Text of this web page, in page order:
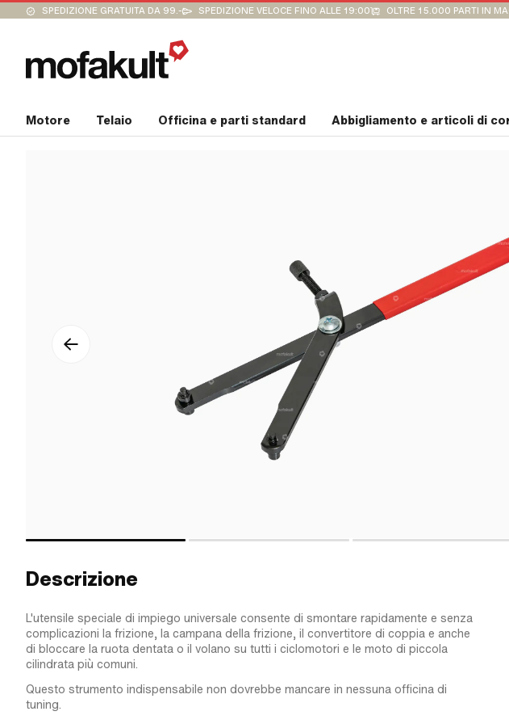
SPEDIZIONE GRATUITA DA 99.- SPEDIZIONE VELOCE FINO ALLE 19:00 OLTRE 15.000 PARTI IN
Motore Telaio Officina e parti standard Abbigliamento e articoli di
Descrizione
L'utensile speciale di impiego universale consente di smontare rapidamente e senza
complicazioni la frizione, la campana della frizione, il convertitore di coppia e anche
di bloccare la ruota dentata o il volano su tutti i ciclomotori e le moto di piccola
cilindrata più comuni.
Questo strumento indispensabile non dovrebbe mancare in nessuna officina di
tuning.